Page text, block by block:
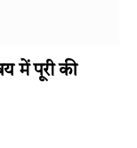
में पूरी की